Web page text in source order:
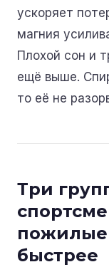
ускоряет
магния
Плохой сон и
ещё выше.
то её не
Три
пожилые
быстрее